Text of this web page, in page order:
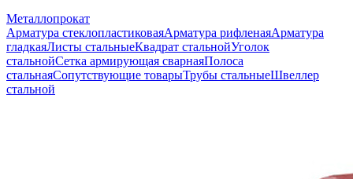
Металлопрокат
Арматура стеклопластиковаяАрматура рифленаяАрматура
гладкаяЛисты стальныеКвадрат стальнойУголок
стальнойСетка армирующая сварнаяПолоса
стальнаяСопутствующие товарыТрубы стальныеШвеллер
стальной